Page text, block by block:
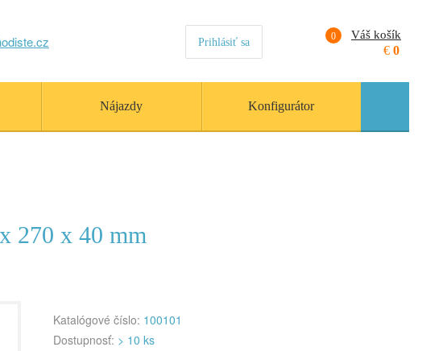
Prihlásiť sa
Váš košík
0
€ 0
Nájazdy Konfigurátor
270 x 40 mm
Katalógové číslo: 100101
Dostupnosť: > 10 ks